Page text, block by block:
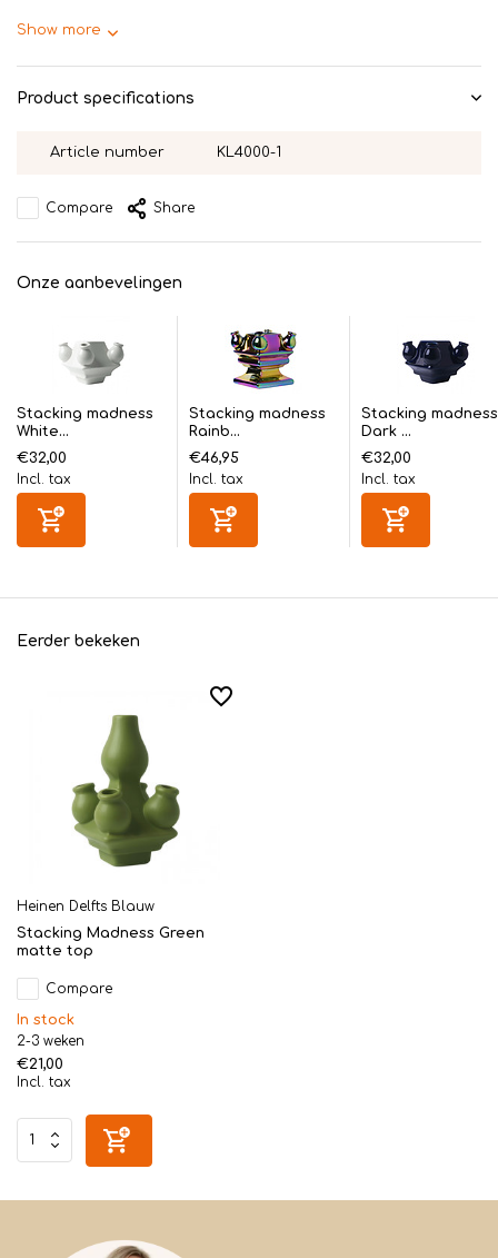
Show more
Product specifications
Article number KL4000-1
Compare Share
Onze aanbevelingen
Stacking madness
White...
€32,00
Incl. tax
Stacking madness
Rainb...
€46,95
Incl. tax
Stacking madness
Dark ...
€32,00
Incl. tax
Eerder bekeken
Heinen Delfts Blauw
Stacking Madness Green
matte top
Compare
In stock
2-3 weken
€21,00
Incl. tax